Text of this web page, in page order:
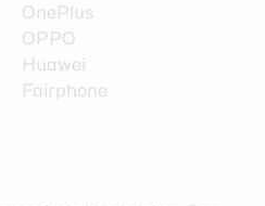
OnePlus
OPPO
Huawei
Fairphone